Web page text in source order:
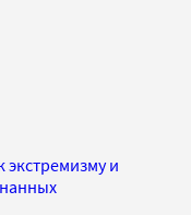
экстремизму и